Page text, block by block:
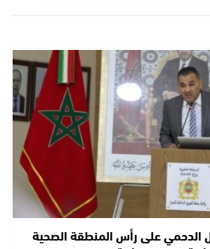
الدحمي على رأس المنطقة الصحية